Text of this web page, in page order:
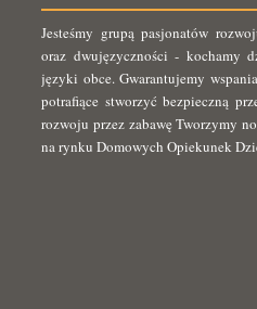
Jesteśmy grupą pasjonatów
oraz dwujęzyczności - kochamy
języki obce. Gwarantujemy
potrafiące stworzyć bezpieczną
rozwoju przez zabawę Tworzymy
na rynku Domowych Opiekunek